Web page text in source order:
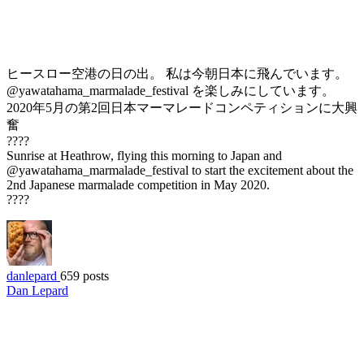
ヒースロー空港の日の出。 私は今朝日本に飛んでいます。
@yawatahama_marmalade_festival を楽しみにしています。
2020年5月の第2回日本マーマレードコンペティションに大興
奮
????
Sunrise at Heathrow, flying this morning to Japan and
@yawatahama_marmalade_festival to start the excitement about the
2nd Japanese marmalade competition in May 2020.
????
danlepard 659 posts
Dan Lepard